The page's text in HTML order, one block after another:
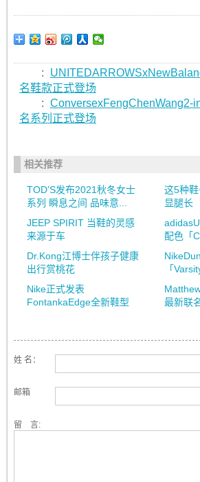
:
名鞋款正式登场
: ConversexFengChenWang2-
名系列正式登场
相关推荐
TOD’S发布2021秋冬女士
系列 瞬息之间 品味意...
这5种
显腿长
JEEP SPIRIT 当鞋的灵感
来源于车
配色「
Dr.Kong江博士伴孩子健康
出行赏桃花
「
Nike正式发表
FontankaEdge全新鞋型
最新联
姓 名：
邮箱
留 言: